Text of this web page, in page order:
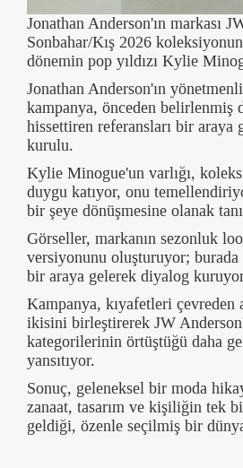
Jonathan Anderson'ın markası
Sonbahar/Kış 2026
dönemin pop yıldızı Kylie
Jonathan Anderson'ın
kampanya, önceden belirlenmiş
hissettiren referansları bir
kurulu.
Kylie Minogue'un varlığı,
duygu katıyor, onu
bir şeye dönüşmesine olanak
Görseller, markanın sezonluk
versiyonunu oluşturuyor; burada
bir araya gelerek diyalog
Kampanya, kıyafetleri çevreden
ikisini birleştirerek JW
kategorilerinin örtüştüğü daha
yansıtıyor.
Sonuç, geleneksel bir moda
zanaat, tasarım ve kişiliğin tek
geldiği, özenle seçilmiş bir